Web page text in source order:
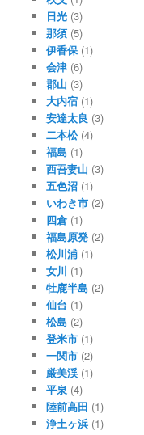
日光(3)
那須(5)
伊香保(1)
会津(6)
郡山 (3)
大内宿(1)
安達太良 (3)
二本松(4)
福島(1)
西吾妻山 (3)
五色沼(1)
いわき市(2)
四倉(1)
福島原発(2)
松川浦(1)
女川 (1)
牡鹿半島(2)
仙台 (1)
松島(2)
登米市(1)
一関市(2)
厳美渓(1)
平泉(4)
陸前高田 (1)
浄土ヶ浜(1)